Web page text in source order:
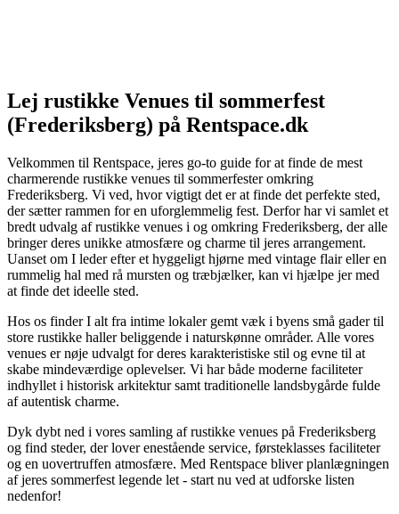
Lej rustikke Venues til sommerfest
(Frederiksberg) på Rentspace.dk
Velkommen til Rentspace, jeres go-to guide for at finde de mest
charmerende rustikke venues til sommerfester omkring
Frederiksberg. Vi ved, hvor vigtigt det er at finde det perfekte sted,
der sætter rammen for en uforglemmelig fest. Derfor har vi samlet et
bredt udvalg af rustikke venues i og omkring Frederiksberg, der alle
bringer deres unikke atmosfære og charme til jeres arrangement.
Uanset om I leder efter et hyggeligt hjørne med vintage flair eller en
rummelig hal med rå mursten og træbjælker, kan vi hjælpe jer med
at finde det ideelle sted.
Hos os finder I alt fra intime lokaler gemt væk i byens små gader til
store rustikke haller beliggende i naturskønne områder. Alle vores
venues er nøje udvalgt for deres karakteristiske stil og evne til at
skabe mindeværdige oplevelser. Vi har både moderne faciliteter
indhyllet i historisk arkitektur samt traditionelle landsbygårde fulde
af autentisk charme.
Dyk dybt ned i vores samling af rustikke venues på Frederiksberg
og find steder, der lover enestående service, førsteklasses faciliteter
og en uovertruffen atmosfære. Med Rentspace bliver planlægningen
af jeres sommerfest legende let - start nu ved at udforske listen
nedenfor!